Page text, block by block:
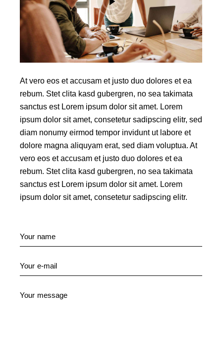
At vero eos et accusam et justo duo dolores et ea
rebum. Stet clita kasd gubergren, no sea takimata
sanctus est Lorem ipsum dolor sit amet. Lorem
ipsum dolor sit amet, consetetur sadipscing elitr, sed
diam nonumy eirmod tempor invidunt ut labore et
dolore magna aliquyam erat, sed diam voluptua. At
vero eos et accusam et justo duo dolores et ea
rebum. Stet clita kasd gubergren, no sea takimata
sanctus est Lorem ipsum dolor sit amet. Lorem
ipsum dolor sit amet, consetetur sadipscing elitr.